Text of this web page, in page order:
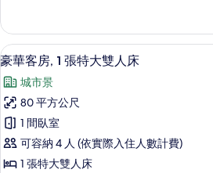
雙
人
床,
非
吸
煙
房
的
客
房,
1
特
大
雙
人
床,
非
顯
示
豪
華
客
房,
低過
8
豪華客房, 1 張特大雙人床
城市景
80 平方公尺
1 間臥室
可容納 4 人 (依實際入住人數計費)
1 張特大雙人床